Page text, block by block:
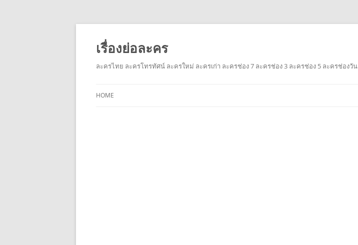
เรื่องย่อละคร
ละครไทย ละครโทรทัศน์ ละครใหม่ ละครเก่า ละครช่อง 7 ละครช่อง 3 ละครช่อง 5 ละครช่องวัน
HOME